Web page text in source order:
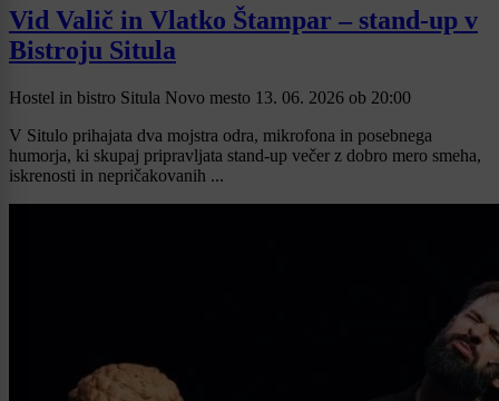
Vid Valič in Vlatko Štampar – stand-up v
Bistroju Situla
Hostel in bistro Situla Novo mesto 13. 06. 2026 ob 20:00
V Situlo prihajata dva mojstra odra, mikrofona in posebnega
humorja, ki skupaj pripravljata stand-up večer z dobro mero smeha,
iskrenosti in nepričakovanih ...